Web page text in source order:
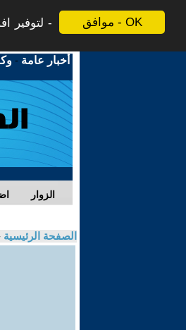
موافق - OK
لتوفير
أخبار عامة -
الزوار
الصفحة الرئيسية